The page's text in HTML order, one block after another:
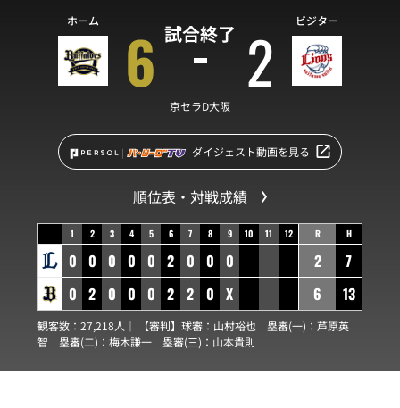
試合終了
ホーム 6 2 ビジター
京セラD大阪
ダイジェスト動画を見る
順位表・対戦成績
1 2 3 4 5 6 7 8 9 10 11 12
0 0 0 0 0 2 0 0 0
0 2 0 0 0 2 2 0 X
R H
2
7
6
13
観客数：27,218人｜ 【審判】球審： 山村裕也 塁審(一)： 芦原英
智 塁審(二)： 梅木謙一 塁審(三)： 山本貴則